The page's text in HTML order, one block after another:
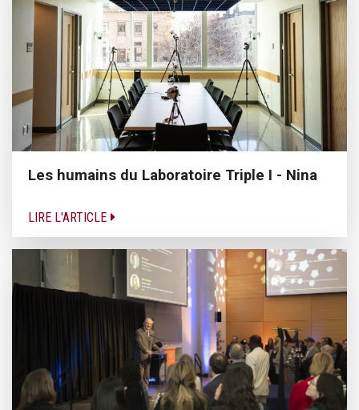
Les humains du Laboratoire Triple I - Nina
LIRE L'ARTICLE